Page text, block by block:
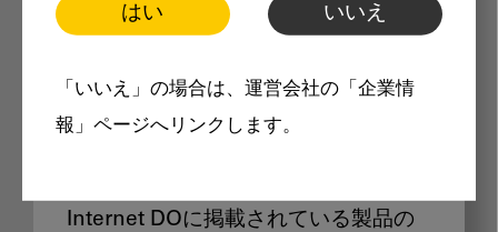
はい いいえ
「いいえ」の場合は、運営会社の「企業情
報」ページへリンクします。
製品価格も閲覧可能
Internet DOに掲載されている製品の